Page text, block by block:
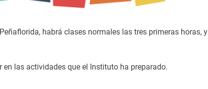
habrá clases normales las tres primeras horas, y
las actividades que el Instituto ha preparado.